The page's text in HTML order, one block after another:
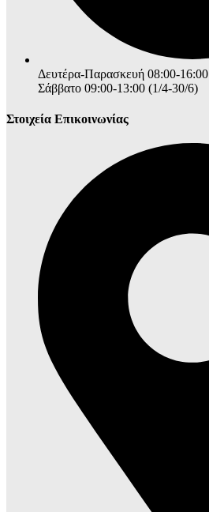
Δευτέρα-Παρασκευή 08:00-16:00
Σάββατο 09:00-13:00 (1/4-30/6)
Στοιχεία Επικοινωνίας